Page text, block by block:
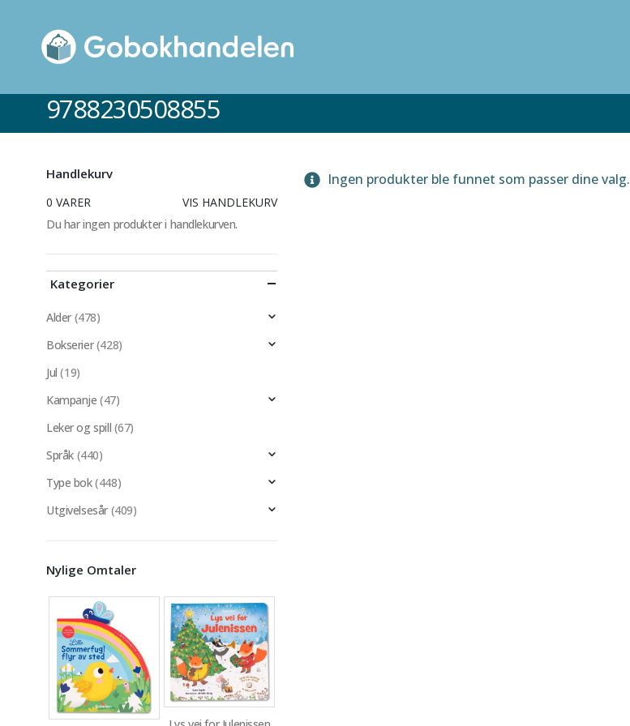
9788230508855
Ingen produkter ble funnet som passer dine valg.
Handlekurv
0 VARER
VIS HANDLEKURV
Du har ingen produkter i handlekurven.
Kategorier
Alder (478)
Bokserier(428)
Jul (19)
Kampanje (47)
Leker og spill (67)
Språk (440)
Type bok(448)
Utgivelsesår (409)
Nylige Omtaler